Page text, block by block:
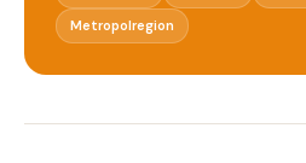
Metropolregion